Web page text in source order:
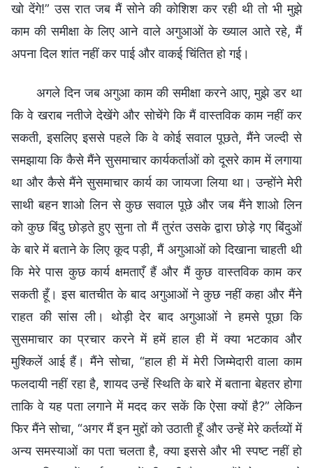
खो देंगे!” उस रात जब मैं सोने की कोशिश कर रही थी तो भी मुझे
काम की समीक्षा के लिए आने वाले अगुआओं के ख्याल आते रहे, मैं
अपना दिल शांत नहीं कर पाई और वाकई चिंतित हो गई।
अगले दिन जब अगुआ काम की समीक्षा करने आए, मुझे डर था
कि वे खराब नतीजे देखेंगे और सोचेंगे कि मैं वास्तविक काम नहीं कर
सकती, इसलिए इससे पहले कि वे कोई सवाल पूछते, मैंने जल्दी से
समझाया कि कैसे मैंने सुसमाचार कार्यकर्ताओं को दूसरे काम में लगाया
था और कैसे मैंने सुसमाचार कार्य का जायजा लिया था। उन्होंने मेरी
साथी बहन शाओ लिन से कुछ सवाल पूछे और जब मैंने शाओ लिन
को कुछ बिंदु छोड़ते हुए सुना तो मैं तुरंत उसके द्वारा छोड़े गए बिंदुओं
के बारे में बताने के लिए कूद पड़ी, मैं अगुआओं को दिखाना चाहती थी
कि मेरे पास कुछ कार्य क्षमताएँ हैं और मैं कुछ वास्तविक काम कर
सकती हूँ। इस बातचीत के बाद अगुआओं ने कुछ नहीं कहा और मैंने
राहत की सांस ली। थोड़ी देर बाद अगुआओं ने हमसे पूछा कि
सुसमाचार का प्रचार करने में हमें हाल ही में क्या भटकाव और
मुश्किलें आई हैं। मैंने सोचा, “हाल ही में मेरी जिम्मेदारी वाला काम
फलदायी नहीं रहा है, शायद उन्हें स्थिति के बारे में बताना बेहतर होगा
ताकि वे यह पता लगाने में मदद कर सकें कि ऐसा क्यों है?” लेकिन
फिर मैंने सोचा, “अगर मैं इन मुद्दों को उठाती हूँ और उन्हें मेरे कर्तव्यों में
अन्य समस्याओं का पता चलता है, क्या इससे और भी स्पष्ट नहीं हो